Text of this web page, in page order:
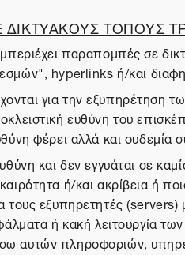
ΤΟΠΟΥΣ
παραπομπές σε
hyperlinks ή/και
για την εξυπηρέτηση
ευθύνη του
φέρει αλλά και ουδεμία
και δεν εγγυάται σε
ή/και ακρίβεια ή
εξυπηρετητές
ή κακή λειτουργία
αυτών πληροφοριών,